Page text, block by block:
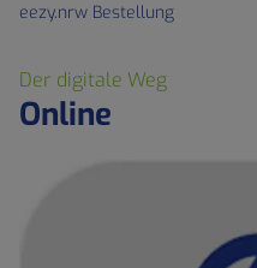
eezy.nrw Bestellung
Der digitale Weg
Online